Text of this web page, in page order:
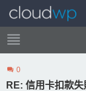
帳號
0
RE: 信用卡扣款失